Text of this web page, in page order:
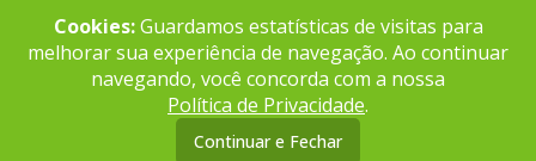
- CNPJ: 10.927.924/0001-91
Cookies:Guardamos estatísticas de visitas para
melhorar sua experiência de navegação. Ao continuar
navegando, você concorda com a nossa
Política de Privacidade.
Continuar e Fechar